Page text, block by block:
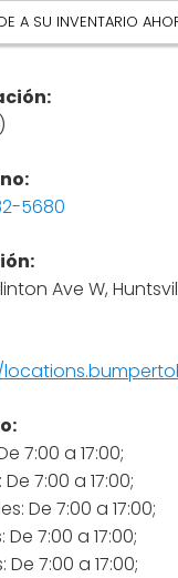
A SU INVENTARIO
5680
Ave W,
7:00 a 17:00;
7:00 a 17:00;
De 7:00 a 17:00;
De 7:00 a 17:00;
De 7:00 a 17:00;